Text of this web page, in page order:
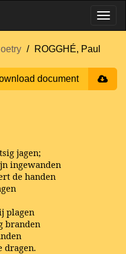
ROGGHÉ, Paul
document
jagen;
ingewanden
de handen
plagen
branden
dragen.